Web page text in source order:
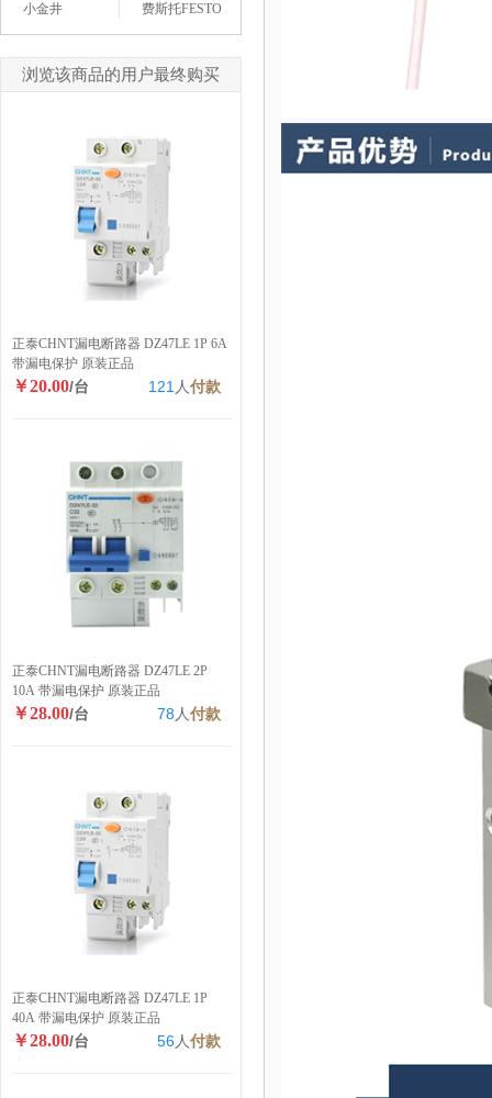
小金井
费斯托FESTO
浏览该商品的用户最终购买
正泰CHNT漏电断路器 DZ47LE 1P 6A
带漏电保护 原装正品
￥20.00/台 121 人付款
正泰CHNT漏电断路器 DZ47LE 2P
10A 带漏电保护 原装正品
￥28.00/台 78 人付款
正泰CHNT漏电断路器 DZ47LE 1P
40A 带漏电保护 原装正品
￥28.00/台 56人付款